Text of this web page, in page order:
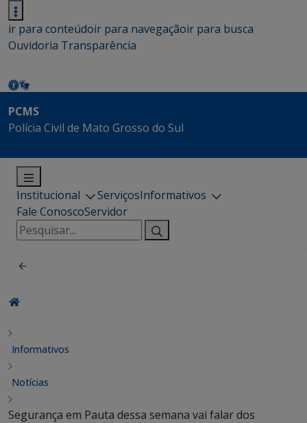
ir para conteúdoir para navegaçãoir para busca
Ouvidoria Transparência
PCMS
Polícia Civil de Mato Grosso do Sul
Institucional ServiçosInformativos
Fale ConoscoServidor
Pesquisar
por:
Informativos
Notícias
Segurança em Pauta dessa semana vai falar dos